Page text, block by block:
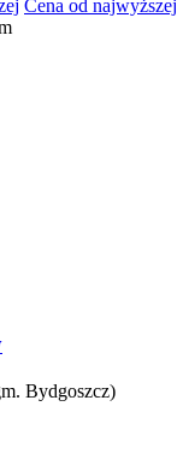
Cena od najwyższej
Bydgoszcz)